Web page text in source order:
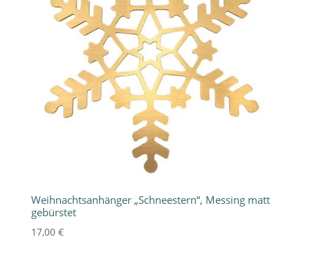
Weihnachtsanhänger „Schneestern“, Messing matt
gebürstet
17,00 €